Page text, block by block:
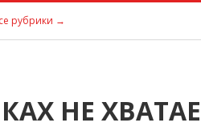
рубрики →
НЕ